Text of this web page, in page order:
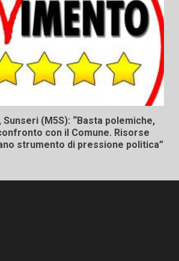
(M5S): “Basta polemiche,
con il Comune. Risorse
strumento di pressione politica”